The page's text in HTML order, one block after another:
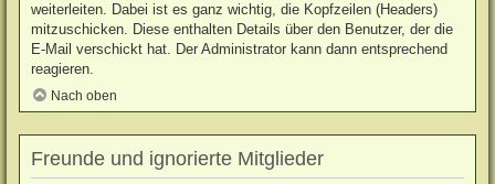
weiterleiten. Dabei ist es ganz wichtig, die Kopfzeilen (Headers)
mitzuschicken. Diese enthalten Details über den Benutzer, der die
E-Mail verschickt hat. Der Administrator kann dann entsprechend
reagieren.
Nach oben
Freunde und ignorierte Mitglieder